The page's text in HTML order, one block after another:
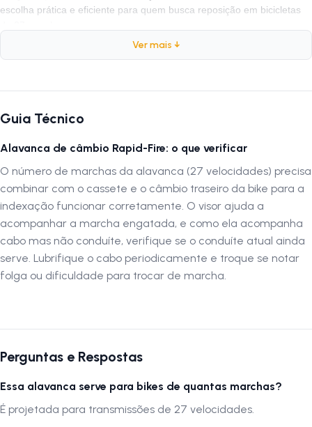
escolha prática e eficiente para quem busca reposição em bicicletas
Modelo:FJ-121
Peso:270 g
Marchas:27 marchas
Acompanha Cabo:Sim
Acompanha Conduíte: Não
Composição:Nylon
Visor: Sim
Por que comprar a Alavanca de Câmbio GTS FJ-121?
prática. O sistema Rapid Fire garante trocas rápidas, enquanto o visor
Ideal para manter sua bike sempre pronta e ajustada.
Siga-nos no instagram:
@lojanapista
Assista nosso canal no Youtube:
Ver mais ↓
Guia Técnico
Alavanca de câmbio Rapid-Fire: o que verificar
O número de marchas da alavanca (27 velocidades) precisa
combinar com o cassete e o câmbio traseiro da bike para a
indexação funcionar corretamente. O visor ajuda a
acompanhar a marcha engatada, e como ela acompanha
cabo mas não conduíte, verifique se o conduíte atual ainda
serve. Lubrifique o cabo periodicamente e troque se notar
folga ou dificuldade para trocar de marcha.
Perguntas e Respostas
Essa alavanca serve para bikes de quantas marchas?
É projetada para transmissões de 27 velocidades.